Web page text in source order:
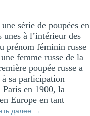
série de poupées en
unes à l’intérieur des
prénom féminin russe
femme russe de la
poupée russe a
sa participation
en 1900, la
Europe en tant
далее →